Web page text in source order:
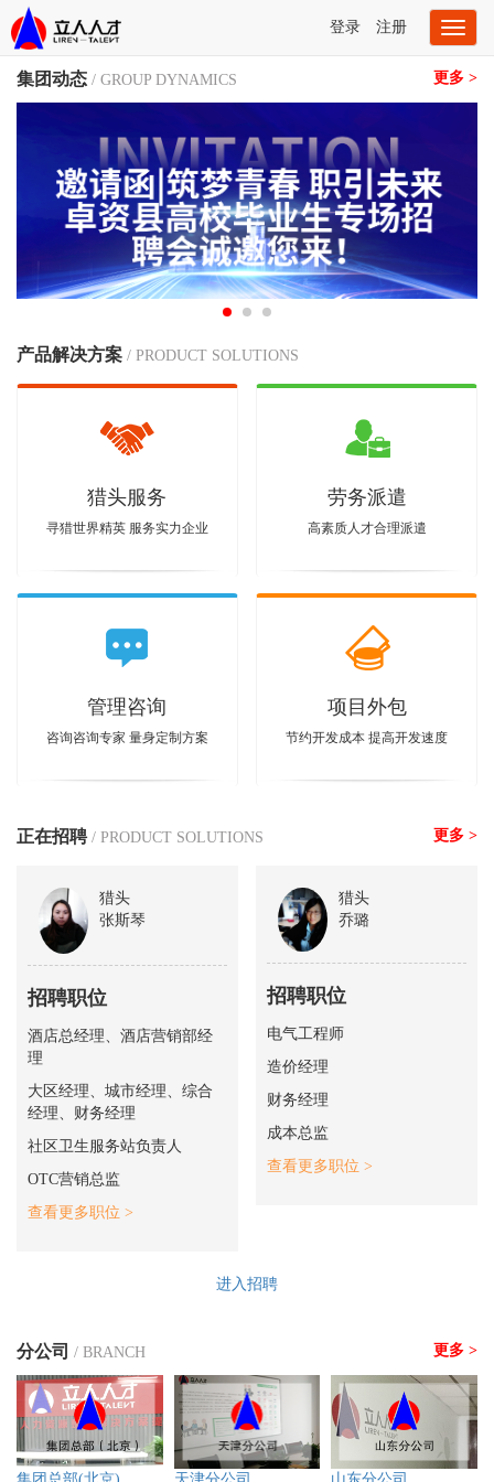
Toggle
登录 注册
集团动态 / GROUP DYNAMICS 更多 >
产品解决方案 / PRODUCT SOLUTIONS
猎头服务
寻猎世界精英 服务实力企业
劳务派遣
高素质人才合理派遣
管理咨询
咨询咨询专家 量身定制方案
项目外包
节约开发成本 提高开发速度
正在招聘/ PRODUCT SOLUTIONS 更多 >
猎头
张斯琴
招聘职位
酒店总经理、酒店营销部经
理
大区经理、城市经理、综合
经理、财务经理
社区卫生服务站负责人
OTC营销总监
查看更多职位 >
猎头
乔璐
招聘职位
电气工程师
造价经理
财务经理
成本总监
查看更多职位 >
进入招聘
分公司 / BRANCH 更多 >